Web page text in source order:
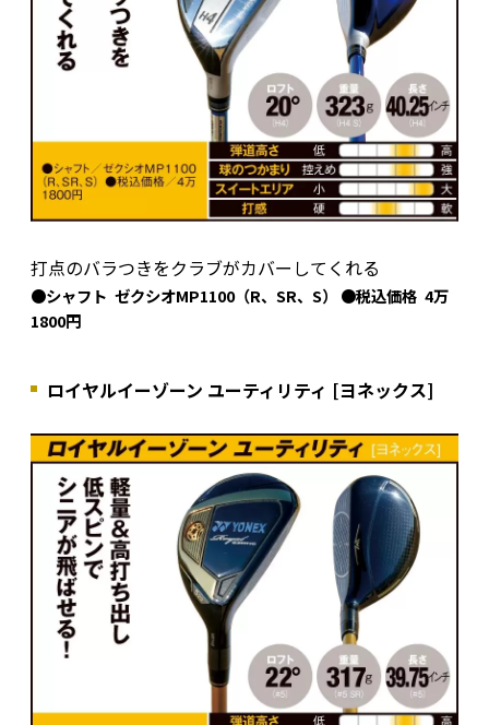
打点のバラつきをクラブがカバーしてくれる
●シャフト ゼクシオMP1100（R、SR、S） ●税込価格 4万
1800円
ロイヤルイーゾーン ユーティリティ [ヨネックス]